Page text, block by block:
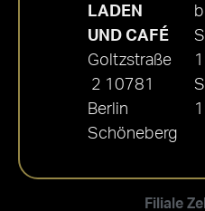
Filiale
LADEN
UND CAFÉ
Goltzstraße
2 10781
Berlin
Schöneberg